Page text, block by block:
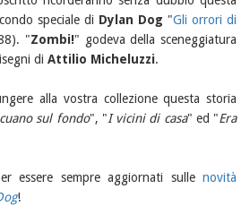
speciale di Dylan Dog "Gli orrori di
"Zombi!" godeva della sceneggiatura
di Attilio Micheluzzi.
alla vostra collezione questa storia
sul fondo", "I vicini di casa" ed "Era
essere sempre aggiornati sulle novità
!